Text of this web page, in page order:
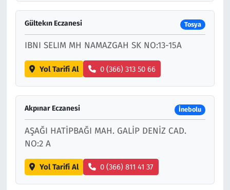
Gültekın Eczanesi Tosya
IBNI SELIM MH NAMAZGAH SK NO:13-15A
Yol Tarifi Al 0 (366) 313 50 66
Akpınar Eczanesi İnebolu
AŞAĞI HATİPBAĞI MAH. GALİP DENİZ CAD.
NO:2 A
Yol Tarifi Al 0 (366) 811 41 37